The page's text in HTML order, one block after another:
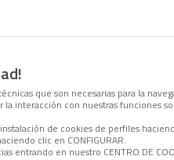
que son necesarias para la
la interacción con nuestras funciones
de cookies de perfiles
clic en CONFIGURAR.
entrando en nuestro CENTRO DE